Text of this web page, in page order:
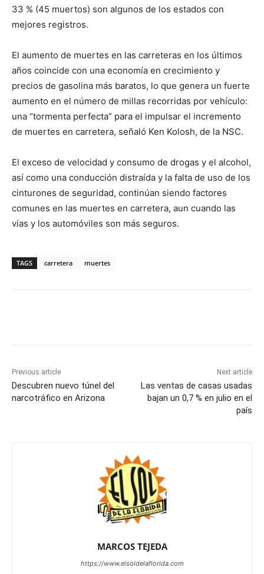
33 % (45 muertos) son algunos de los estados con
mejores registros.
El aumento de muertes en las carreteras en los últimos
años coincide con una economía en crecimiento y
precios de gasolina más baratos, lo que genera un fuerte
aumento en el número de millas recorridas por vehículo:
una “tormenta perfecta” para el impulsar el incremento
de muertes en carretera, señaló Ken Kolosh, de la NSC.
El exceso de velocidad y consumo de drogas y el alcohol,
así como una conducción distraída y la falta de uso de los
cinturones de seguridad, continúan siendo factores
comunes en las muertes en carretera, aun cuando las
vías y los automóviles son más seguros.
TAGS carretera muertes
Previous article
Descubren nuevo túnel del
narcotráfico en Arizona
Next article
Las ventas de casas usadas
bajan un 0,7 % en julio en el
país
MARCOS TEJEDA
https://www.elsoldelaflorida.com